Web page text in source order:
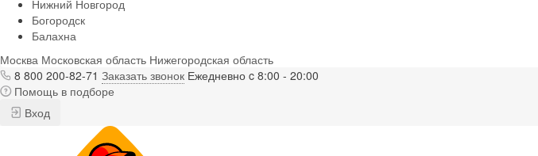
Нижний Новгород
Богородск
Балахна
Москва Московская область Нижегородская область
8 800 200-82-71 Заказать звонок Ежедневно c 8:00 - 20:00
Помощь в подборе
Вход